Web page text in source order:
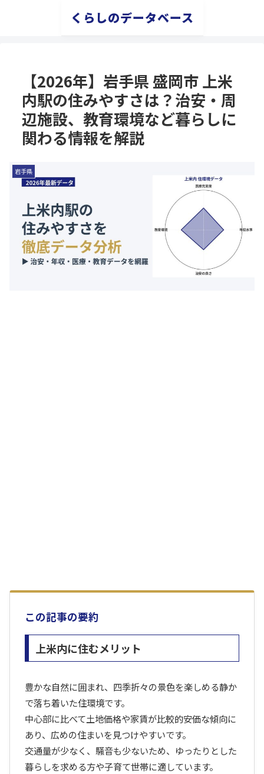
くらしのデータベース
【2026年】岩手県 盛岡市 上米
内駅の住みやすさは？治安・周
辺施設、教育環境など暮らしに
関わる情報を解説
岩手県
この記事の要約
上米内に住むメリット
豊かな自然に囲まれ、四季折々の景色を楽しめる静か
で落ち着いた住環境です。
中心部に比べて土地価格や家賃が比較的安価な傾向に
あり、広めの住まいを見つけやすいです。
交通量が少なく、騒音も少ないため、ゆったりとした
暮らしを求める方や子育て世帯に適しています。